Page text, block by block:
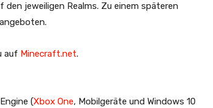
jeweiligen Realms. Zu einem späteren
angeboten.
auf Minecraft.net.
(Xbox One, Mobilgeräte und Windows 10